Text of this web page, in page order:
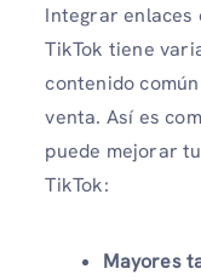
Integrar enlaces
TikTok tiene
contenido
venta. Así es
puede mejorar
TikTok:
Mayores